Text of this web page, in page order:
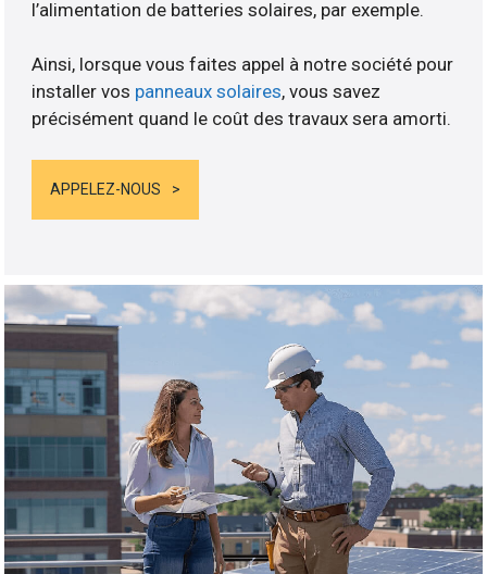
l’alimentation de batteries solaires, par exemple.
Ainsi, lorsque vous faites appel à notre société pour
installer vos panneaux solaires, vous savez
précisément quand le coût des travaux sera amorti.
APPELEZ-NOUS